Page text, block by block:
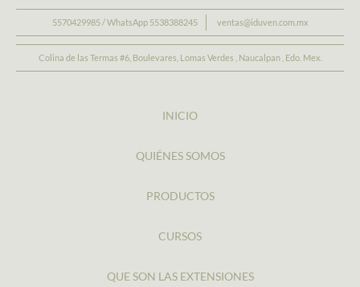
5570429985 / WhatsApp 5538388245 ventas@iduven.com.mx
Colina de las Termas #6, Boulevares, Lomas Verdes , Naucalpan , Edo. Mex.
INICIO
QUIÉNES SOMOS
PRODUCTOS
CURSOS
QUE SON LAS EXTENSIONES